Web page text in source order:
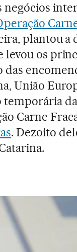
negócios
plantou a
levou os
das
União
temporária
Carne
. Dezoito